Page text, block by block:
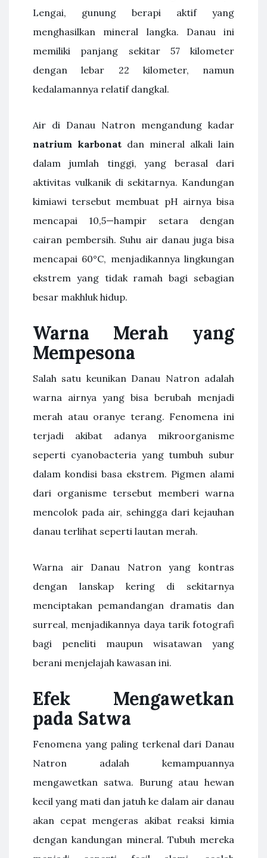
Lengai, gunung berapi aktif yang
menghasilkan mineral langka. Danau ini
memiliki panjang sekitar 57 kilometer
dengan lebar 22 kilometer, namun
kedalamannya relatif dangkal.
Air di Danau Natron mengandung kadar
natrium karbonat dan mineral alkali lain
dalam jumlah tinggi, yang berasal dari
aktivitas vulkanik di sekitarnya. Kandungan
kimiawi tersebut membuat pH airnya bisa
mencapai 10,5—hampir setara dengan
cairan pembersih. Suhu air danau juga bisa
mencapai 60°C, menjadikannya lingkungan
ekstrem yang tidak ramah bagi sebagian
besar makhluk hidup.
Warna Merah yang
Mempesona
Salah satu keunikan Danau Natron adalah
warna airnya yang bisa berubah menjadi
merah atau oranye terang. Fenomena ini
terjadi akibat adanya mikroorganisme
seperti cyanobacteria yang tumbuh subur
dalam kondisi basa ekstrem. Pigmen alami
dari organisme tersebut memberi warna
mencolok pada air, sehingga dari kejauhan
danau terlihat seperti lautan merah.
Warna air Danau Natron yang kontras
dengan lanskap kering di sekitarnya
menciptakan pemandangan dramatis dan
surreal, menjadikannya daya tarik fotografi
bagi peneliti maupun wisatawan yang
berani menjelajah kawasan ini.
Efek Mengawetkan
pada Satwa
Fenomena yang paling terkenal dari Danau
Natron adalah kemampuannya
mengawetkan satwa. Burung atau hewan
kecil yang mati dan jatuh ke dalam air danau
akan cepat mengeras akibat reaksi kimia
dengan kandungan mineral. Tubuh mereka